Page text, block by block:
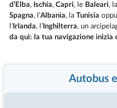
d’Elba, Ischia, Capri, le Baleari, la
Spagna, l’Albania, la Tunisia
l’Irlanda, l’Inghilterra, un
da qui: la tua navigazione inizia
Autobus